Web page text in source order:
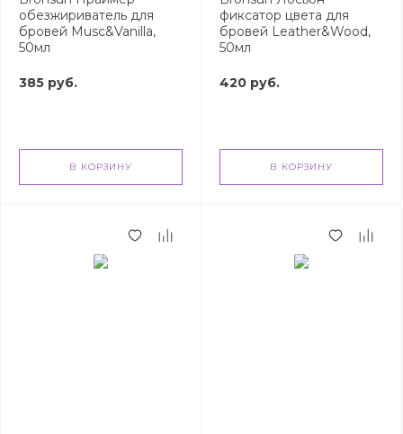
обезжириватель для
бровей Musc&Vanilla,
50мл
385 руб.
В КОРЗИНУ
фиксатор цвета для
бровей Leather&Wood,
50мл
420 руб.
В КОРЗИНУ